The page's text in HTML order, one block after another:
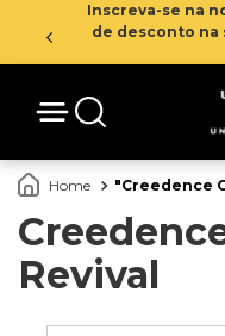
Inscreva-se na
de desconto na
Creedence
Revival